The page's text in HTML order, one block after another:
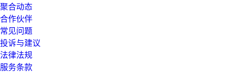
聚合动态
合作伙伴
常见问题
投诉与建议
法律法规
服务条款